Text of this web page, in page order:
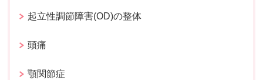
起立性調節障害(OD)の整体
頭痛
顎関節症